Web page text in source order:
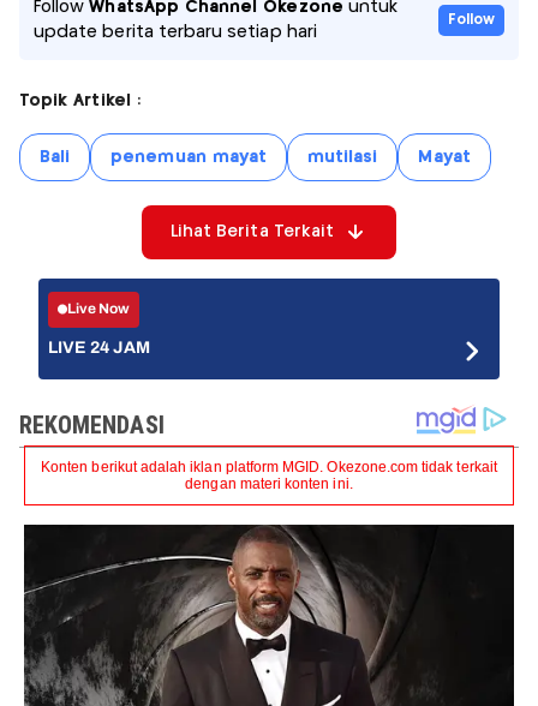
FollowWhatsApp Channel Okezone untuk
update berita terbaru setiap hari
Follow
Topik Artikel :
Bali penemuan mayat mutilasi Mayat
Lihat Berita Terkait
Live Now
LIVE 24 JAM